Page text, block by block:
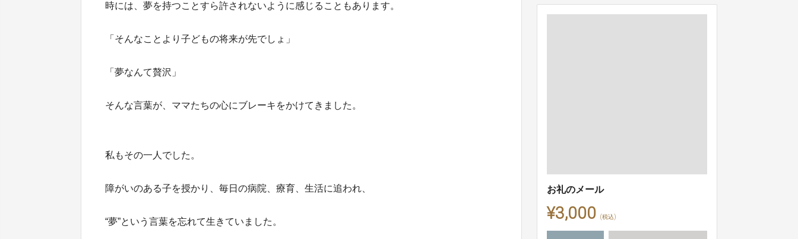
時には、夢を持つことすら許されないように感じることもあります。
「そんなことより子どもの将来が先でしょ」
「夢なんて贅沢」
そんな言葉が、ママたちの心にブレーキをかけてきました。
私もその一人でした。
障がいのある子を授かり、毎日の病院、療育、生活に追われ、
“夢”という言葉を忘れて生きていました。
お礼のメール
¥3,000 (税込)